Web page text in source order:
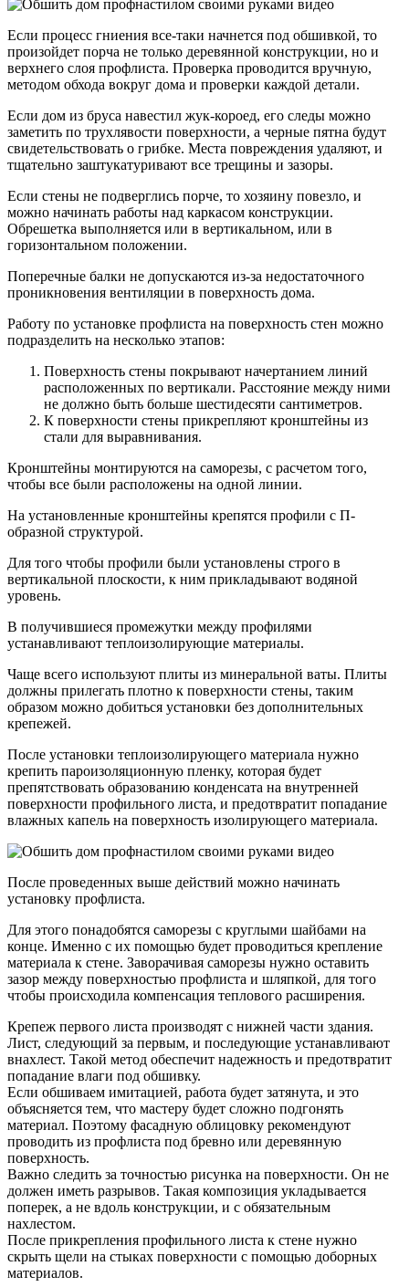
Если процесс гниения все-таки начнется под обшивкой, то
произойдет порча не только деревянной конструкции, но и
верхнего слоя профлиста. Проверка проводится вручную,
методом обхода вокруг дома и проверки каждой детали.
Если дом из бруса навестил жук-короед, его следы можно
заметить по трухлявости поверхности, а черные пятна будут
свидетельствовать о грибке. Места повреждения удаляют, и
тщательно заштукатуривают все трещины и зазоры.
Если стены не подверглись порче, то хозяину повезло, и
можно начинать работы над каркасом конструкции.
Обрешетка выполняется или в вертикальном, или в
горизонтальном положении.
Поперечные балки не допускаются из-за недостаточного
проникновения вентиляции в поверхность дома.
Работу по установке профлиста на поверхность стен можно
подразделить на несколько этапов:
Поверхность стены покрывают начертанием линий
расположенных по вертикали. Расстояние между ними
не должно быть больше шестидесяти сантиметров.
К поверхности стены прикрепляют кронштейны из
стали для выравнивания.
Кронштейны монтируются на саморезы, с расчетом того,
чтобы все были расположены на одной линии.
На установленные кронштейны крепятся профили с П-
образной структурой.
Для того чтобы профили были установлены строго в
вертикальной плоскости, к ним прикладывают водяной
уровень.
В получившиеся промежутки между профилями
устанавливают теплоизолирующие материалы.
Чаще всего используют плиты из минеральной ваты. Плиты
должны прилегать плотно к поверхности стены, таким
образом можно добиться установки без дополнительных
крепежей.
После установки теплоизолирующего материала нужно
крепить пароизоляционную пленку, которая будет
препятствовать образованию конденсата на внутренней
поверхности профильного листа, и предотвратит попадание
влажных капель на поверхность изолирующего материала.
После проведенных выше действий можно начинать
установку профлиста.
Для этого понадобятся саморезы с круглыми шайбами на
конце. Именно с их помощью будет проводиться крепление
материала к стене. Заворачивая саморезы нужно оставить
зазор между поверхностью профлиста и шляпкой, для того
чтобы происходила компенсация теплового расширения.
Крепеж первого листа производят с нижней части здания.
Лист, следующий за первым, и последующие устанавливают
внахлест. Такой метод обеспечит надежность и предотвратит
попадание влаги под обшивку.
Если обшиваем имитацией, работа будет затянута, и это
объясняется тем, что мастеру будет сложно подгонять
материал. Поэтому фасадную облицовку рекомендуют
проводить из профлиста под бревно или деревянную
поверхность.
Важно следить за точностью рисунка на поверхности. Он не
должен иметь разрывов. Такая композиция укладывается
поперек, а не вдоль конструкции, и с обязательным
нахлестом.
После прикрепления профильного листа к стене нужно
скрыть щели на стыках поверхности с помощью доборных
материалов.